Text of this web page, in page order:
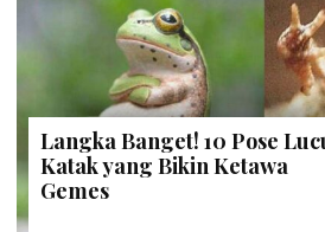
Langka Banget! 10 Pose
Katak yang Bikin Ketawa
Gemes